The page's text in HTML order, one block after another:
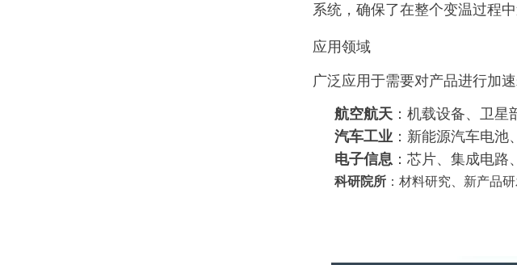
系统，确保了在整个变温过程
应用领域
广泛应用于需要对产品进行加
航空航天 ：机载设备、卫星
汽车工业 ：新能源汽车电
电子信息 ：芯片、集成电路
科研院所 ：材料研究、新产品